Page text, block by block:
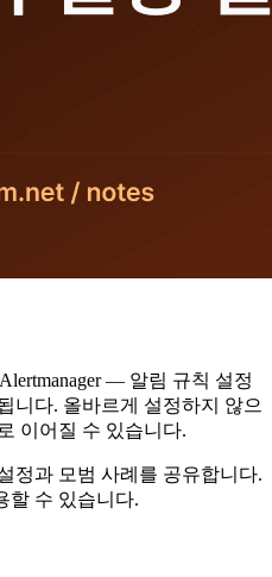
— 알림 규칙 설정
니다. 올바르게 설정하지 않으
이어질 수 있습니다.
정과 모범 사례를 공유합니다.
할 수 있습니다.